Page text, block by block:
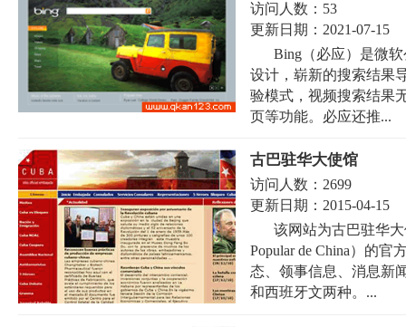
访问人数： 53
更新日期： 2021-07-15
Bing（必应）是微
设计，崭新的搜索结果
验模式，视频搜索结果
页等功能。必应还推...
古巴驻华大使馆
访问人数： 2699
更新日期： 2015-04-15
该网站为古巴驻华大
Popular de China）的
态、领事信息、消息新
和西班牙文两种。...